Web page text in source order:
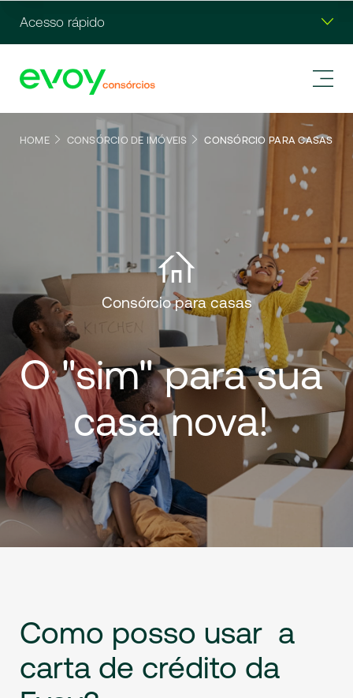
Acesso rápido
HOME CONSÓRCIO DE IMÓVEIS CONSÓRCIO PARA CASAS
Consórcio para casas
O "sim" para sua
casa nova!
Como posso usar a
carta de crédito da